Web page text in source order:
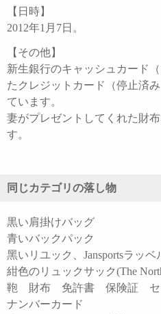
【日時】
2012年1月7日。
【その他】
新生銀行のキャッシュカード
たクレジットカード（停止済
ています。
妻がプレゼントしてくれた財
す。
同じカテゴリの落し物
黒い肩掛けバッグ
青いバックパック
黑いリユック、Jansportsラッベ
紺色のリュックサック(The
鞄 財布 免許書 保険証 セ
ナンバーカード